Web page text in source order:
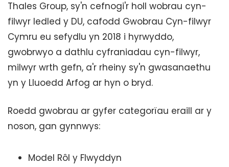
Thales Group, sy'n cefnogi'r holl wobrau cyn-
filwyr ledled y DU, cafodd Gwobrau Cyn-filwyr
Cymru eu sefydlu yn 2018 i hyrwyddo,
gwobrwyo a dathlu cyfraniadau cyn-filwyr,
milwyr wrth gefn, a'r rheiny sy'n gwasanaethu
yn y Lluoedd Arfog ar hyn o bryd.
Roedd gwobrau ar gyfer categorïau eraill ar y
noson, gan gynnwys:
Model Rôl y Flwyddyn